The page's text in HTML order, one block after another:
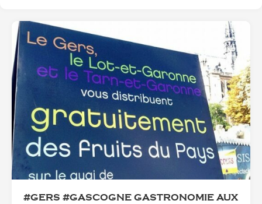
#GERS #GASCOGNE GASTRONOMIE AUX